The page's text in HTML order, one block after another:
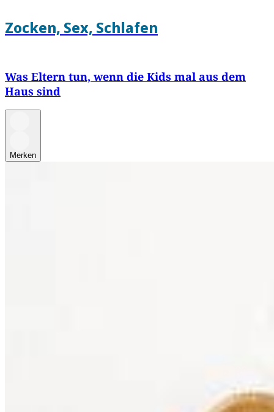
Zocken, Sex, Schlafen
Was Eltern tun, wenn die Kids mal aus dem
Haus sind
Merken